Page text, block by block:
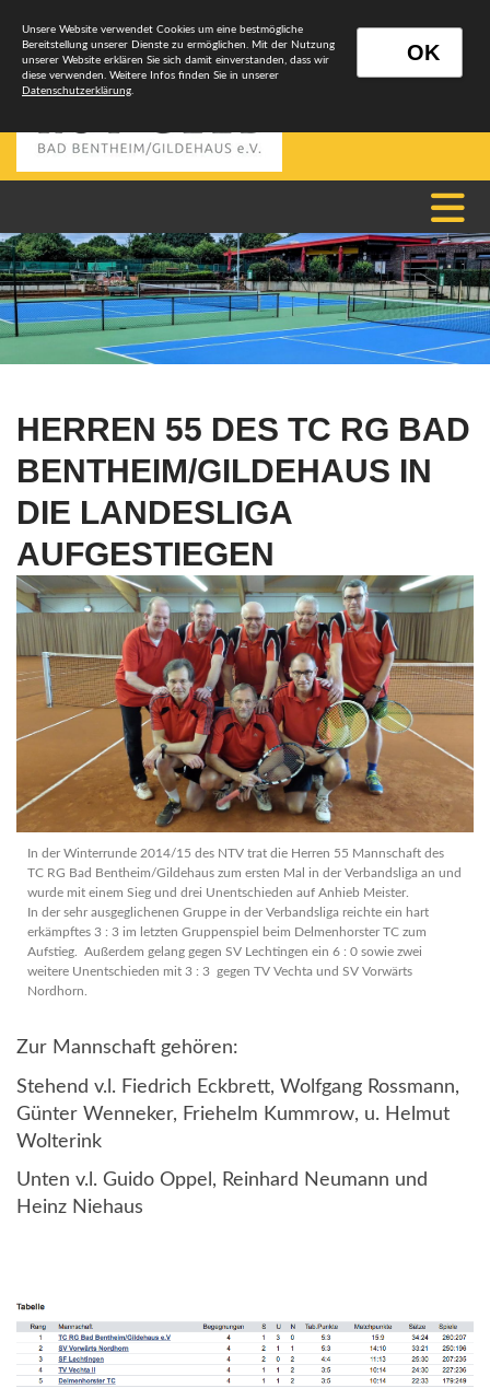
HERREN 55 DES TC RG BAD
BENTHEIM/GILDEHAUS IN
DIE LANDESLIGA
AUFGESTIEGEN
In der Winterrunde 2014/15 des NTV trat die Herren 55 Mannschaft des
TC RG Bad Bentheim/Gildehaus zum ersten Mal in der Verbandsliga an und
wurde mit einem Sieg und drei Unentschieden auf Anhieb Meister.
In der sehr ausgeglichenen Gruppe in der Verbandsliga reichte ein hart
erkämpftes 3 : 3 im letzten Gruppenspiel beim Delmenhorster TC zum
Aufstieg. Außerdem gelang gegen SV Lechtingen ein 6 : 0 sowie zwei
weitere Unentschieden mit 3 : 3 gegen TV Vechta und SV Vorwärts
Nordhorn.
Zur Mannschaft gehören:
Stehend v.l. Fiedrich Eckbrett, Wolfgang Rossmann,
Günter Wenneker, Friehelm Kummrow, u. Helmut
Wolterink
Unten v.l. Guido Oppel, Reinhard Neumann und
Heinz Niehaus
OK
Unsere Website verwendet Cookies um eine bestmögliche
Bereitstellung unserer Dienste zu ermöglichen. Mit der Nutzung
unserer Website erklären Sie sich damit einverstanden, dass wir
diese verwenden. Weitere Infos finden Sie in unserer
Datenschutzerklärung.